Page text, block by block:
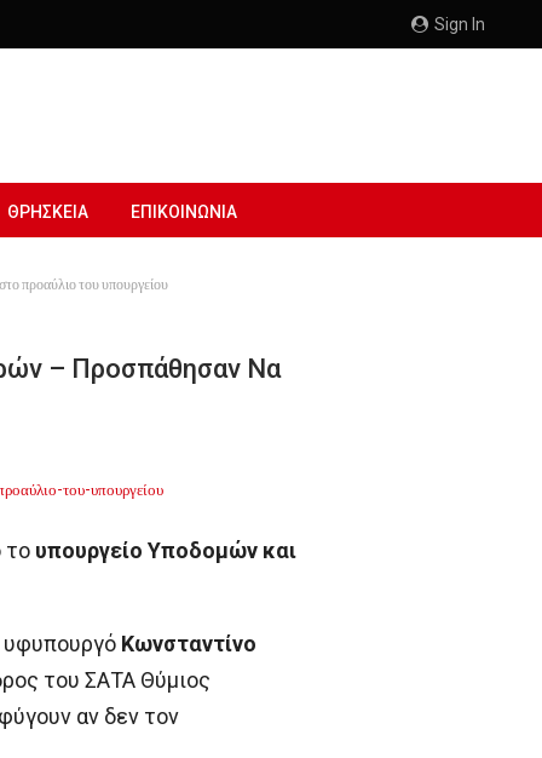
Sign In
ΘΡΗΣΚΕΙΑ ΕΠΙΚΟΙΝΩΝΙΑ
προαύλιο του υπουργείου
– Προσπάθησαν Να
υπουργείο Υποδομών και
υφυπουργό Κωνσταντίνο
του ΣΑΤΑ Θύμιος
αν δεν τον